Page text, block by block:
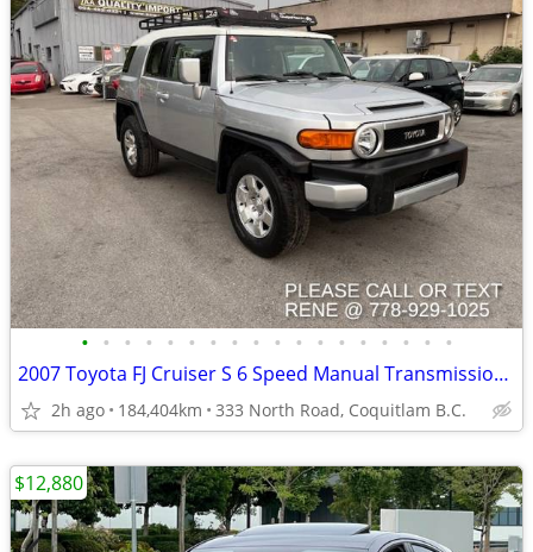
• • • • • • • • • • • • • • • • • •
2007 Toyota FJ Cruiser S 6 Speed Manual Transmission 4WD
2h ago 184,404km 333 North Road, Coquitlam B.C.
$12,880